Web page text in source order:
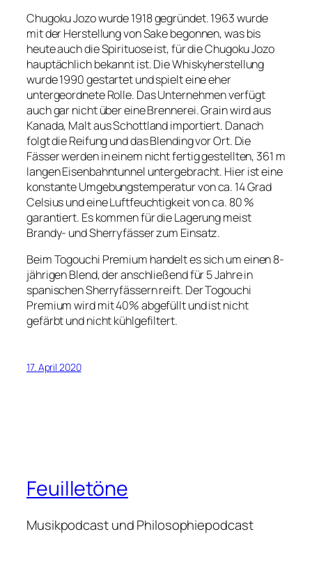
Chugoku Jozo wurde 1918 gegründet. 1963 wurde
mit der Herstellung von Sake begonnen, was bis
heute auch die Spirituose ist, für die Chugoku Jozo
hauptächlich bekannt ist. Die Whiskyherstellung
wurde 1990 gestartet und spielt eine eher
untergeordnete Rolle. Das Unternehmen verfügt
auch gar nicht über eine Brennerei. Grain wird aus
Kanada, Malt aus Schottland importiert. Danach
folgt die Reifung und das Blending vor Ort. Die
Fässer werden in einem nicht fertig gestellten, 361 m
langen Eisenbahntunnel untergebracht. Hier ist eine
konstante Umgebungstemperatur von ca. 14 Grad
Celsius und eine Luftfeuchtigkeit von ca. 80 %
garantiert. Es kommen für die Lagerung meist
Brandy- und Sherryfässer zum Einsatz.
Beim Togouchi Premium handelt es sich um einen 8-
jährigen Blend, der anschließend für 5 Jahre in
spanischen Sherryfässern reift. Der Togouchi
Premium wird mit 40% abgefüllt und ist nicht
gefärbt und nicht kühlgefiltert.
17. April 2020
Feuilletöne
Musikpodcast und Philosophiepodcast